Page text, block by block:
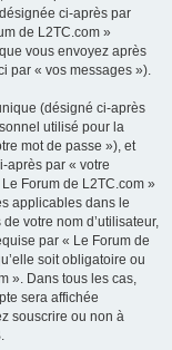
ci-après par
de L2TC.com »
vous envoyez après
par « vos messages »).
(désigné ci-après
utilisé pour la
mot de passe »), et
après par « votre
Forum de L2TC.com »
applicables dans le
votre nom d’utilisateur,
par « Le Forum de
soit obligatoire ou
». Dans tous les cas,
sera affichée
souscrire ou non à